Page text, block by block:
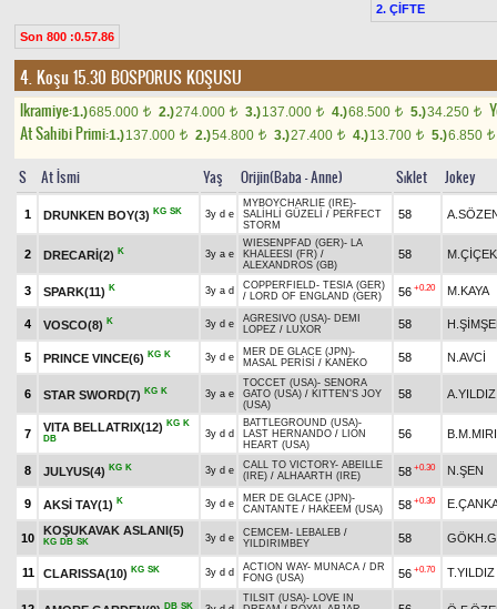
2. ÇİFTE
Son 800 :0.57.86
4. Koşu 15.30 BOSPORUS KOŞUSU
Ikramiye:1.)685.000 t 2.)274.000 t 3.)137.000 t 4.)68.500 t 5.)34.250 t
At Sahibi Primi:1.)137.000 t 2.)54.800 t 3.)27.400 t 4.)13.700 t 5.)6.850 t
S At İsmi Yaş Orijin(Baba - Anne) Sıklet Jokey
1 DRUNKEN BOY(3) KG SK 3y d e
MYBOYCHARLIE (IRE)-
SALİHLİ GÜZELİ / PERFECT
STORM
58
2 DRECARİ(2) K 3y a e
WIESENPFAD (GER)- LA
KHALEESI (FR) /
ALEXANDROS (GB)
58 M.ÇİÇEK
3 SPARK(11) K 3y a d COPPERFIELD- TESIA (GER)
/ LORD OF ENGLAND (GER) 56 +0.20 M.KAYA
4 VOSCO(8) K 3y d e AGRESIVO (USA)- DEMI
LOPEZ / LUXOR 58
5 PRINCE VINCE(6) KG K 3y d e MER DE GLACE (JPN)-
MASAL PERİSİ / KANEKO 58 N.AVCİ
6 STAR SWORD(7) KG K 3y a e
TOCCET (USA)- SENORA
GATO (USA) / KITTEN'S JOY
(USA)
58 A.YILDIZ
7
VITA BELLATRIX(12) KG K
DB
3y d d
BATTLEGROUND (USA)-
LAST HERNANDO / LION
HEART (USA)
56
8 JULYUS(4) KG K 3y d e CALL TO VICTORY- ABEILLE
(IRE) / ALHAARTH (IRE) 58 +0.30 N.ŞEN
9 AKSİ TAY(1) K 3y d e MER DE GLACE (JPN)-
CANTANTE / HAKEEM (USA) 58 +0.30
10
KOŞUKAVAK ASLANI(5)
KG DB SK 3y d e CEMCEM - LEBALEB /
YILDIRIMBEY
58
11 CLARISSA(10) KG SK 3y d d ACTION WAY- MUNACA / DR
FONG (USA)
56 +0.70 T.YILDIZ
DB SK
TILSIT (USA)- LOVE IN